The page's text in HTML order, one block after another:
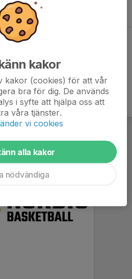
kakor
kakor (cookies) för att vår
bra för dig. De används
i syfte att hjälpa oss att
våra tjänster.
vi cookies
alla kakor
nödvändiga